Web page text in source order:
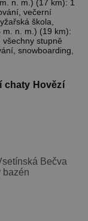
n. m.) (17 km): 1
večerní
škola,
m. n. m.) (19 km):
stupně
snowboarding,
chaty Hovězí
Bečva
bazén